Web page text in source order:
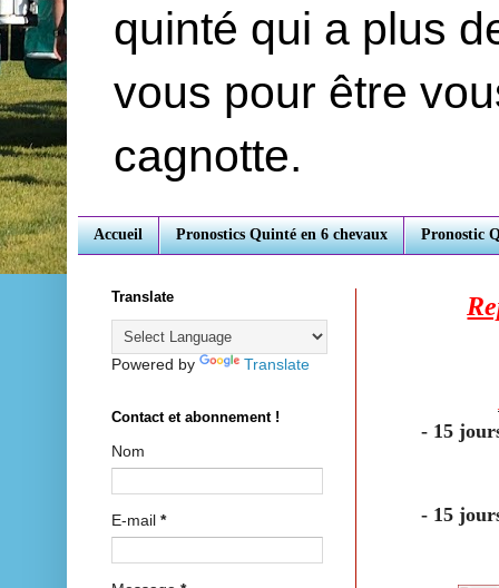
quinté qui a plus
vous pour être
cagnotte.
Accueil Pronostics Quinté en 6 chevaux Pronostic
- 15
- 15
Translate
Powered by Translate
Contact et abonnement !
Nom
E-mail *